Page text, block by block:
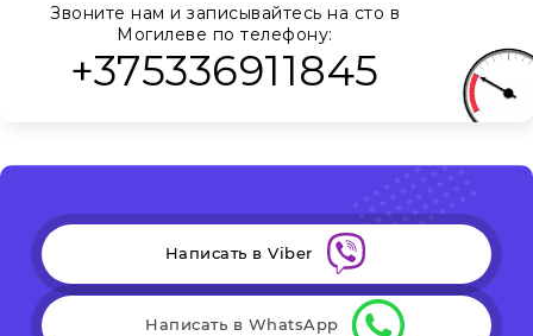
Звоните нам и записывайтесь на сто в
Могилеве по телефону:
+375336911845
Написать в Viber
Написать в WhatsApp